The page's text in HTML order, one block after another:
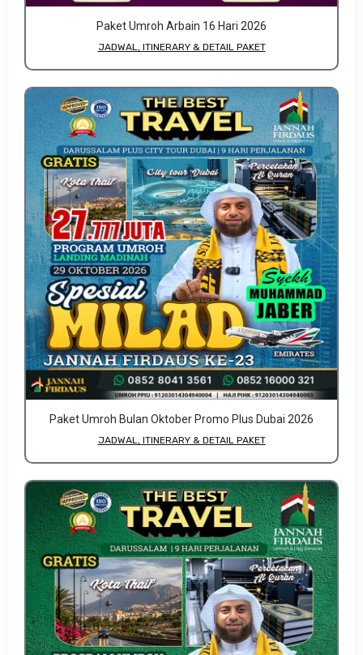
Paket Umroh Arbain 16 Hari 2026
JADWAL, ITINERARY & DETAIL PAKET
Paket Umroh Bulan Oktober Promo Plus Dubai 2026
JADWAL, ITINERARY & DETAIL PAKET